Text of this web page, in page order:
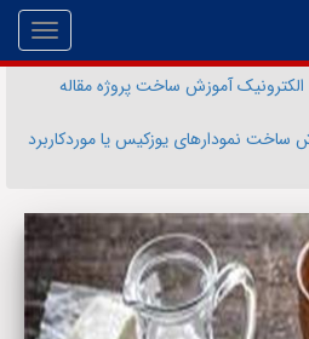
الکترونیک آموزش ساخت پروژه مقاله
ساخت نمودارهای یوزکیس یا موردکاربرد